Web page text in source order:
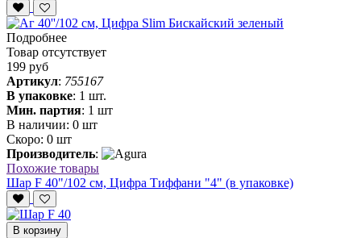
Подробнее
Товар отсутствует
199 руб
Артикул: 755167
В упаковке: 1 шт.
Мин. партия: 1 шт
В наличии: 0 шт
Скоро: 0 шт
Производитель:
Похожие товары
Шар F 40"/102 см, Цифра Тиффани "4" (в упаковке)
В корзину